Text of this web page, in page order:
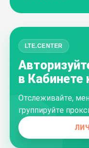
LTE.CENTER
в Кабинете
Отслеживайте,
группируйте